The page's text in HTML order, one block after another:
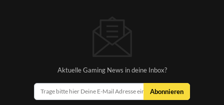
Aktuelle Gaming News in deine Inbox?
Abonnieren